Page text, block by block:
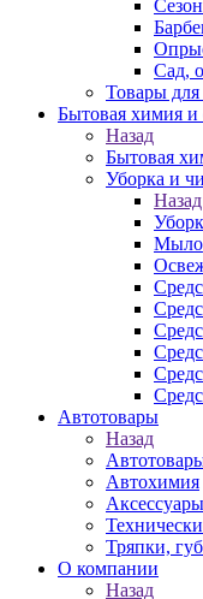
Сад,
Товары для
Бытовая химия и
Назад
Бытовая
Уборка и
Назад
Мыло
Автотовары
Назад
Автохимия
Аксессуары
Тряпки,
О компании
Назад